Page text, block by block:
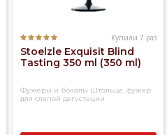
Купили 7 раз
Stoelzle Exquisit Blind
Tasting 350 ml (350 ml)
Фужеры и бокалы Штольце, фужер
для слепой дегустации